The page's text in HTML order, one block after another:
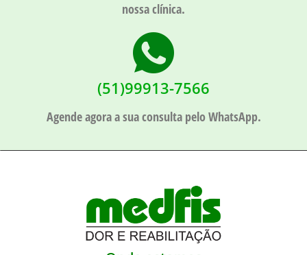
nossa clínica.
(51)99913-7566
Agende agora a sua consulta pelo WhatsApp.